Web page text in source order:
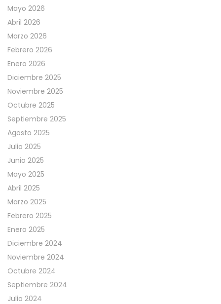
Mayo 2026
Abril 2026
Marzo 2026
Febrero 2026
Enero 2026
Diciembre 2025
Noviembre 2025
Octubre 2025
Septiembre 2025
Agosto 2025
Julio 2025
Junio 2025
Mayo 2025
Abril 2025
Marzo 2025
Febrero 2025
Enero 2025
Diciembre 2024
Noviembre 2024
Octubre 2024
Septiembre 2024
Julio 2024